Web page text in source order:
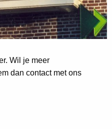
Wil je meer
dan contact met ons